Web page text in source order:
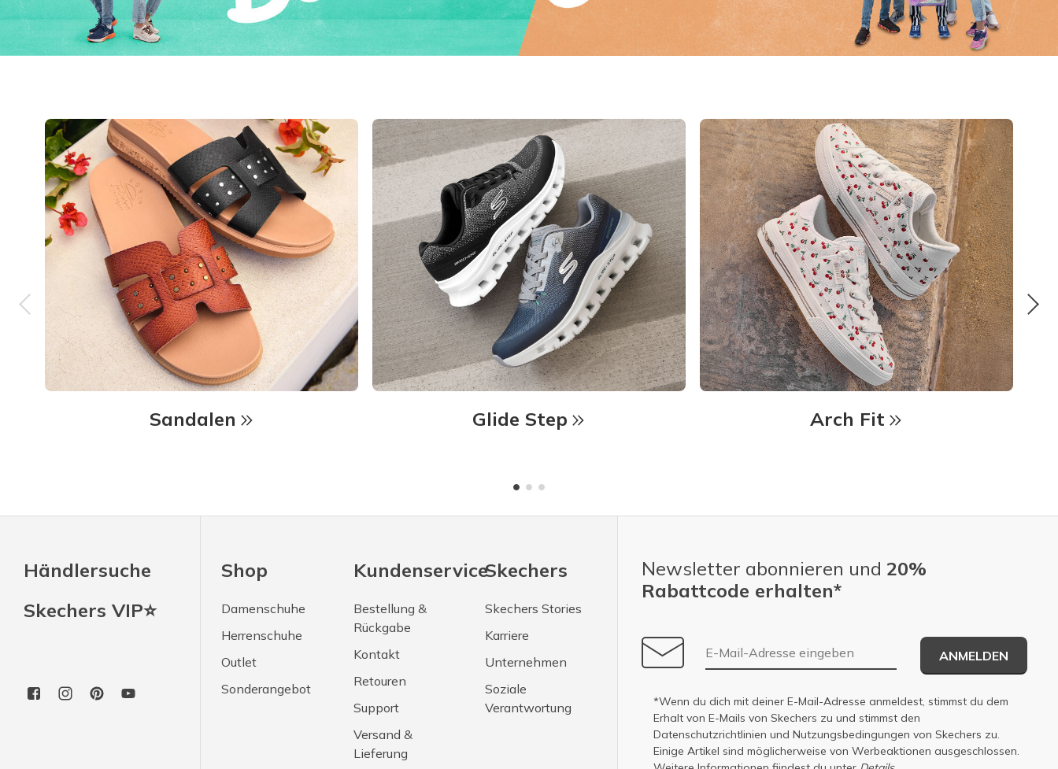
Sandalen Glide Step Arch Fit
Händlersuche
Skechers VIP⭐
Shop
Damenschuhe
Herrenschuhe
Outlet
Sonderangebot
Kundenservice
Bestellung &
Rückgabe
Kontakt
Retouren
Support
Versand &
Lieferung
Skechers
Skechers Stories
Karriere
Unternehmen
Soziale
Verantwortung
Newsletter abonnieren und 20%
Rabattcode erhalten*
E-Mail-Adresse
ANMELDEN
*Wenn du dich mit deiner E-Mail-Adresse anmeldest, stimmst du dem
Erhalt von E-Mails von Skechers zu und stimmst den
Datenschutzrichtlinien und Nutzungsbedingungen von Skechers zu.
Einige Artikel sind möglicherweise von Werbeaktionen ausgeschlossen.